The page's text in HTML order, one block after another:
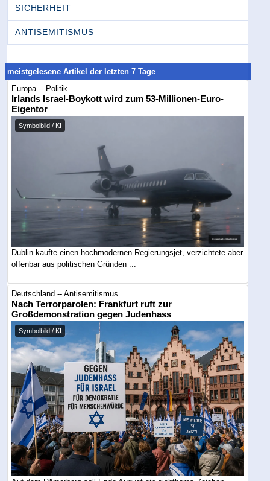
SICHERHEIT
ANTISEMITISMUS
meistgelesene Artikel der letzten 7 Tage
Europa -- Politik
Irlands Israel-Boykott wird zum 53-Millionen-Euro-
Eigentor
Symbolbild / KI
Dublin kaufte einen hochmodernen Regierungsjet, verzichtete aber
offenbar aus politischen Gründen ...
Deutschland -- Antisemitismus
Nach Terrorparolen: Frankfurt ruft zur
Großdemonstration gegen Judenhass
Symbolbild / KI